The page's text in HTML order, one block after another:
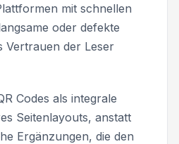
mit schnellen
oder defekte
Vertrauen der Leser
Codes als integrale
Seitenlayouts, anstatt
Ergänzungen, die den